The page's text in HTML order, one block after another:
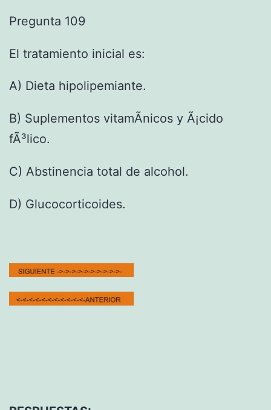
Pregunta 109
El tratamiento inicial es:
A) Dieta hipolipemiante.
B) Suplementos vitamÃ­nicos y Ã¡cido
fÃ³lico.
C) Abstinencia total de alcohol.
D) Glucocorticoides.